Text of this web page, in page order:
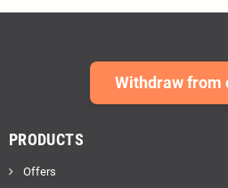
Withdraw from
PRODUCTS
Offers